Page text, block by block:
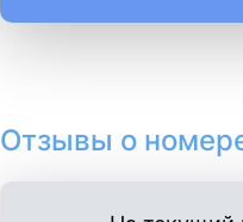
Отзывы о